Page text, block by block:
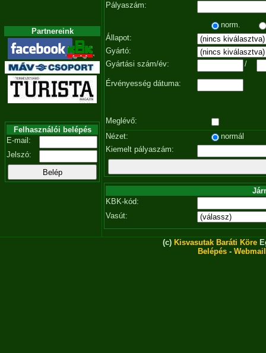
Partnereink
Felhasználói belépés
E-mail:
Jelszó:
Pályaszám:
norm.
Állapot:
Gyártó:
Gyártási szám/év:
/
Érvényesség dátuma:
Meglévő:
Nézet:
normál
Kiemelt pályaszám:
KBK-kód:
Vasút:
(c) Kisvasutak Baráti Köre
Belépés - Webmail